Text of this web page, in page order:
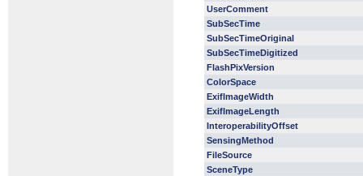
UserComment
SubSecTime
SubSecTimeOriginal
SubSecTimeDigitized
FlashPixVersion
ColorSpace
ExifImageWidth
ExifImageLength
InteroperabilityOffset
SensingMethod
FileSource
SceneType